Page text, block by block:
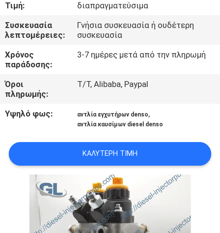
ΠΟΙΌΤΗΤΑΣ
ΖΗΤΉΣΤΕ
ΜΙΑ
ΠΡΟΣΦΟΡΆ
SITEMAP
ΠΟΛΙΤΙΚΉ
ΑΠΟΡΡΉΤΟΥ
Τιμή:
διαπραγματεύσιμα
Συσκευασία
λεπτομέρειες:
Γνήσια συσκευασία ή ουδέτερη
συσκευασία
Χρόνος
παράδοσης:
3-7 ημέρες μετά από την πληρωμή
Όροι
πληρωμής:
T/T, Alibaba, Paypal
Υψηλό φως: αντλία εγχυτήρων denso,
αντλία καυσίμων diesel denso
ΚΑΛΎΤΕΡΗ ΤΙΜΉ